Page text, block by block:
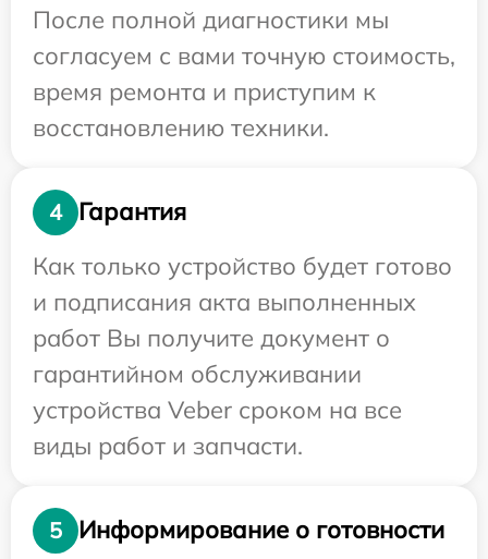
После полной диагностики мы
согласуем с вами точную стоимость,
время ремонта и приступим к
восстановлению техники.
4
Гарантия
Как только устройство будет готово
и подписания акта выполненных
работ Вы получите документ о
гарантийном обслуживании
устройства Veber сроком на все
виды работ и запчасти.
5
Информирование о готовности